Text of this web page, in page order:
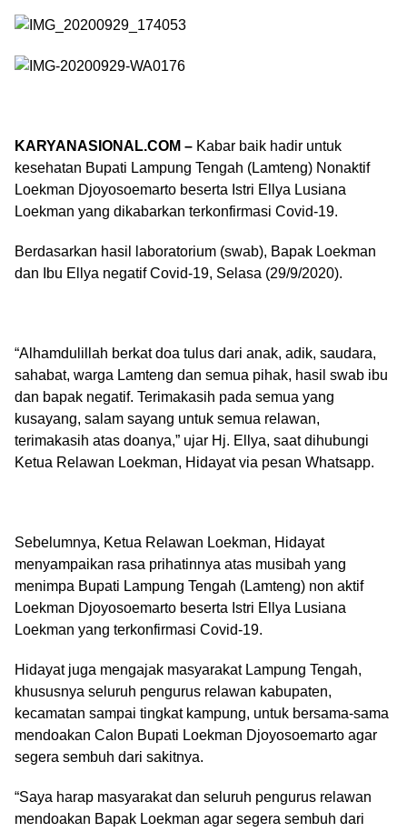
KARYANASIONAL.COM – Kabar baik hadir untuk
kesehatan Bupati Lampung Tengah (Lamteng) Nonaktif
Loekman Djoyosoemarto beserta Istri Ellya Lusiana
Loekman yang dikabarkan terkonfirmasi Covid-19.
Berdasarkan hasil laboratorium (swab), Bapak Loekman
dan Ibu Ellya negatif Covid-19, Selasa (29/9/2020).
“Alhamdulillah berkat doa tulus dari anak, adik, saudara,
sahabat, warga Lamteng dan semua pihak, hasil swab ibu
dan bapak negatif. Terimakasih pada semua yang
kusayang, salam sayang untuk semua relawan,
terimakasih atas doanya,” ujar Hj. Ellya, saat dihubungi
Ketua Relawan Loekman, Hidayat via pesan Whatsapp.
Sebelumnya, Ketua Relawan Loekman, Hidayat
menyampaikan rasa prihatinnya atas musibah yang
menimpa Bupati Lampung Tengah (Lamteng) non aktif
Loekman Djoyosoemarto beserta Istri Ellya Lusiana
Loekman yang terkonfirmasi Covid-19.
Hidayat juga mengajak masyarakat Lampung Tengah,
khususnya seluruh pengurus relawan kabupaten,
kecamatan sampai tingkat kampung, untuk bersama-sama
mendoakan Calon Bupati Loekman Djoyosoemarto agar
segera sembuh dari sakitnya.
“Saya harap masyarakat dan seluruh pengurus relawan
mendoakan Bapak Loekman agar segera sembuh dari